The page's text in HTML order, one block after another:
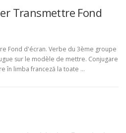
Transmettre Fond
Fond d'écran. Verbe du 3ème groupe
sur le modèle de mettre. Conjugare
în limba franceză la toate …